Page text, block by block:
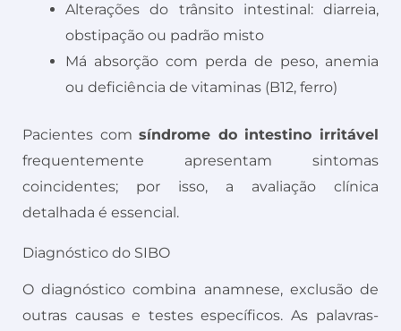
Alterações do trânsito intestinal: diarreia,
obstipação ou padrão misto
Má absorção com perda de peso, anemia
ou deficiência de vitaminas (B12, ferro)
Pacientes comsíndrome do intestino irritável
frequentemente apresentam sintomas
coincidentes; por isso, a avaliação clínica
detalhada é essencial.
Diagnóstico do SIBO
O diagnóstico combina anamnese, exclusão de
outras causas e testes específicos. As palavras-